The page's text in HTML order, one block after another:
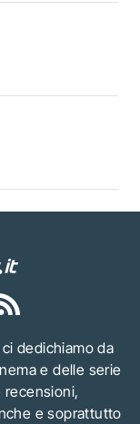
dedichiamo da
e delle serie
recensioni,
e soprattutto